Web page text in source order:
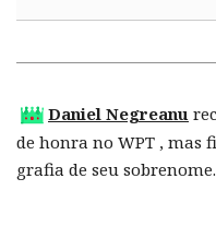
Daniel Negreanu
de honra no WPT , mas
grafia de seu sobrenome.